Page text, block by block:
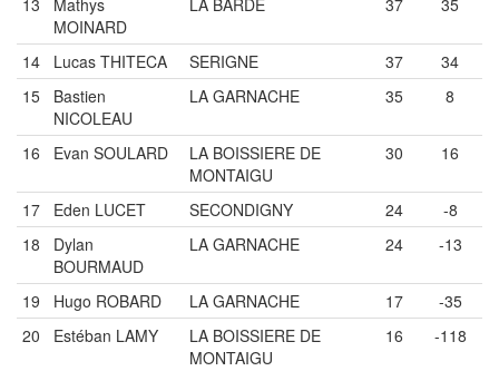
13
Mathys
MOINARD
LA BARDE 37 35
14 Lucas THITECA SERIGNE 37
34
15
Bastien
NICOLEAU
LA GARNACHE 35 8
16 Evan SOULARD
LA BOISSIERE DE
MONTAIGU
30 16
17 Eden LUCET SECONDIGNY 24
-8
18
Dylan
BOURMAUD
LA GARNACHE 24 -13
19 Hugo ROBARD LA GARNACHE 17
-35
20
Estéban LAMY
LA BOISSIERE DE
MONTAIGU
16 -118